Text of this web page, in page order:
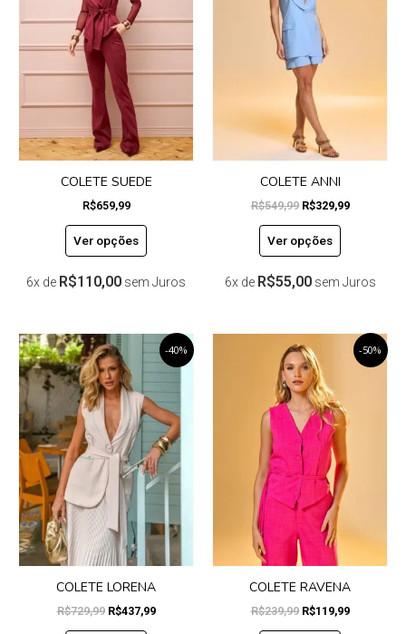
COLETE SUEDE
R$659,99
Ver opções
variantes.
opções
podem
na
página
do
6x de R$110,00 sem Juros
COLETE ANNI
R$549,99 R$329,99
Ver opções
ser
página
6x de R$55,00 sem Juros
-40%
COLETE LORENA
R$729,99
O
preço
original
era:
R$729,99.
R$437,99
O
preço
atual
é:
Este
produto
tem
várias
variantes.
As
opções
podem
escolhidas
na
página
do
-50%
COLETE RAVENA
R$239,99
preço
original
era:
R$239,99.
R$119,99
O
preço
atual
Este
produto
várias
variantes.
As
opções
podem
ser
do